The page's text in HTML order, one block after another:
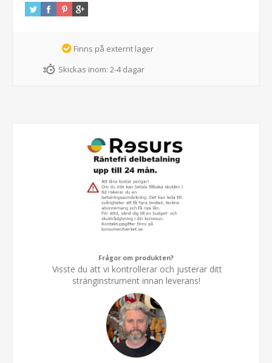
Finns på externt lager
Skickas inom: 2-4 dagar
Frågor om produkten?
Visste du att vi kontrollerar och justerar ditt
stränginstrument innan leverans!